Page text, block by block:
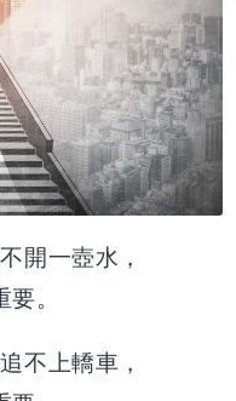
開一壺水，
。
不上轎車，